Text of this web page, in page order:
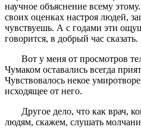
научное объяснение всему
своих оценках настроя людей,
чувствуешь. А с годами эти
говорится, в добрый час сказать.
Вот у меня от просмотров
Чумаком оставались всегда
Чувствовалось некое
исходящее от него.
Другое дело, что как врач,
людям, скажем, слушать